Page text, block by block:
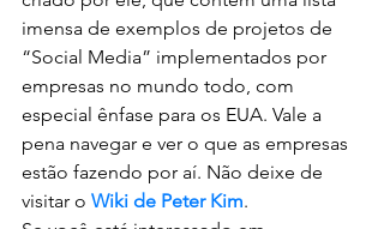
imensa de exemplos de projetos de
“Social Media” implementados por
empresas no mundo todo, com
especial ênfase para os EUA. Vale a
pena navegar e ver o que as empresas
estão fazendo por aí. Não deixe de
visitar o Wiki de Peter Kim.